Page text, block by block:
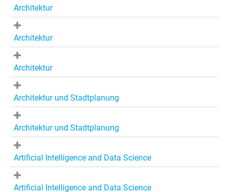
Architektur
Architektur
Architektur
Architektur und Stadtplanung
Architektur und Stadtplanung
Artificial Intelligence and Data Science
Artificial Intelligence and Data Science